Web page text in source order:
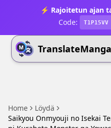
⚡ Rajoitetun ajan
Code:
T1P15VV
TranslateManga
Home
Löydä
Saikyou Onmyouji no Isekai